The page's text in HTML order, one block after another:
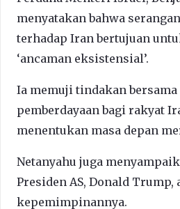
menyatakan bahwa
terhadap Iran bertujuan
‘ancaman eksistensial’.
Ia memuji tindakan bersama
pemberdayaan bagi rakyat
menentukan masa depan
Netanyahu juga
Presiden AS, Donald Trump,
kepemimpinannya.